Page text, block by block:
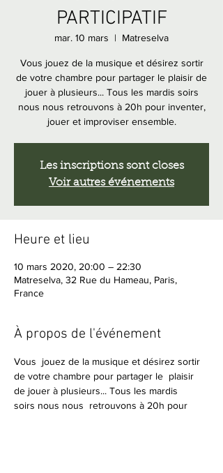
PARTICIPATIF
mar. 10 mars
  |
Matreselva
Vous jouez de la musique et désirez sortir
de votre chambre pour partager le plaisir de
jouer à plusieurs... Tous les mardis soirs
nous nous retrouvons à 20h pour inventer,
jouer et improviser ensemble.
Les inscriptions sont closes
Voir autres événements
Heure et lieu
10 mars 2020, 20:00 – 22:30
Matreselva, 32 Rue du Hameau, Paris,
France
À propos de l'événement
Vous  jouez de la musique et désirez sortir
de votre chambre pour partager le  plaisir
de jouer à plusieurs... Tous les mardis
soirs nous nous  retrouvons à 20h pour